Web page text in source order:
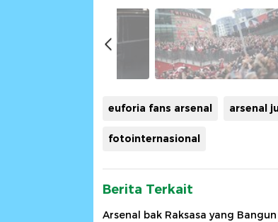
euforia fans arsenal arsenal
fotointernasional
Berita Terkait
Arsenal bak Raksasa yang